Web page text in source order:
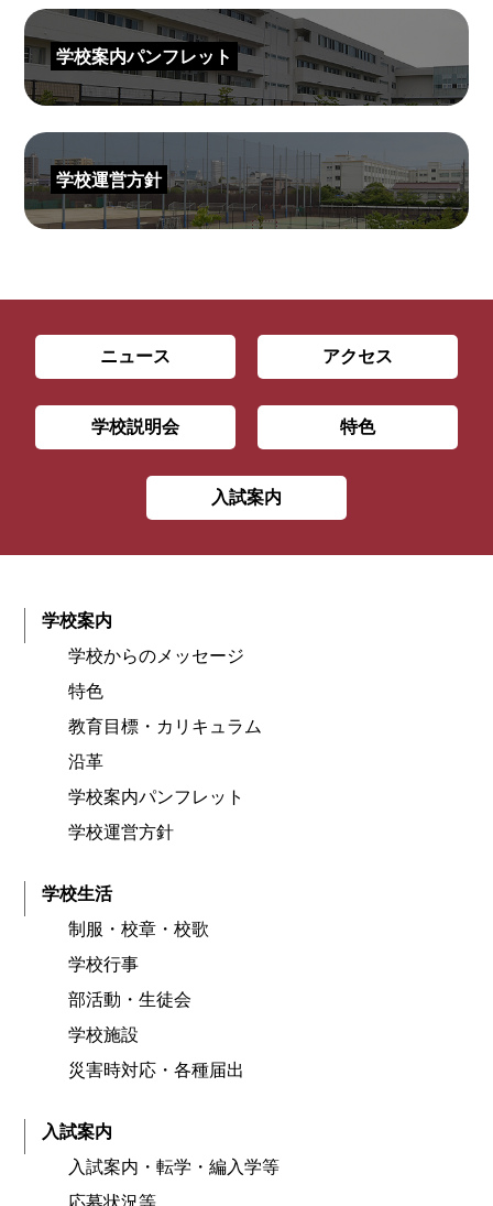
学校案内パンフレット
学校運営方針
ニュース アクセス
学校説明会 特色
入試案内
学校案内
学校からのメッセージ
特色
教育目標・カリキュラム
沿革
学校案内パンフレット
学校運営方針
学校生活
制服・校章・校歌
学校行事
部活動・生徒会
学校施設
災害時対応・各種届出
入試案内
入試案内・転学・編入学等
応募状況等